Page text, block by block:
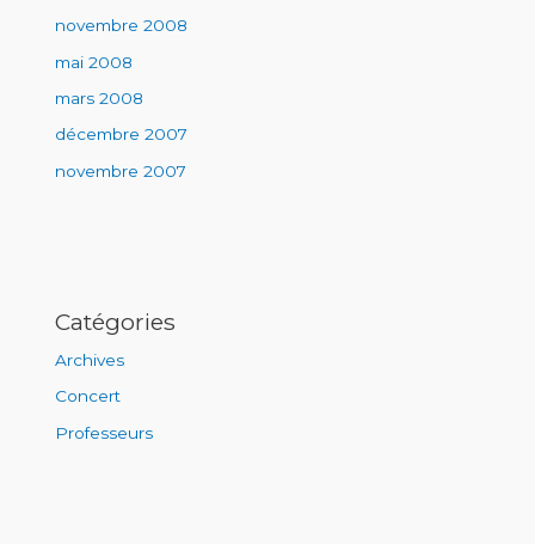
novembre 2008
mai 2008
mars 2008
décembre 2007
novembre 2007
Catégories
Archives
Concert
Professeurs